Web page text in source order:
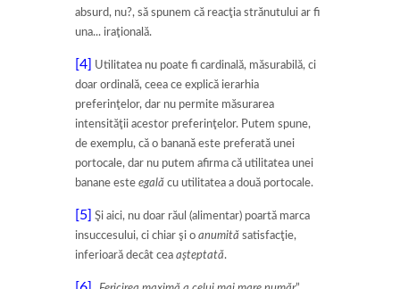
absurd, nu?, să spunem că reacţia strănutului ar fi
una... iraţională.
[4] Utilitatea nu poate fi cardinală, măsurabilă, ci
doar ordinală, ceea ce explică ierarhia
preferinţelor, dar nu permite măsurarea
intensităţii acestor preferinţelor. Putem spune,
de exemplu, că o banană este preferată unei
portocale, dar nu putem afirma că utilitatea unei
banane este egală cu utilitatea a două portocale.
[5] Şi aici, nu doar răul (alimentar) poartă marca
insuccesului, ci chiar şi o anumită satisfacţie,
inferioară decât cea aşteptată.